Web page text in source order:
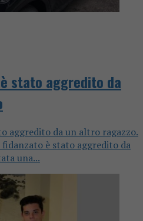
stato aggredito da
aggredito da un altro ragazzo.
è stato aggredito da
una...